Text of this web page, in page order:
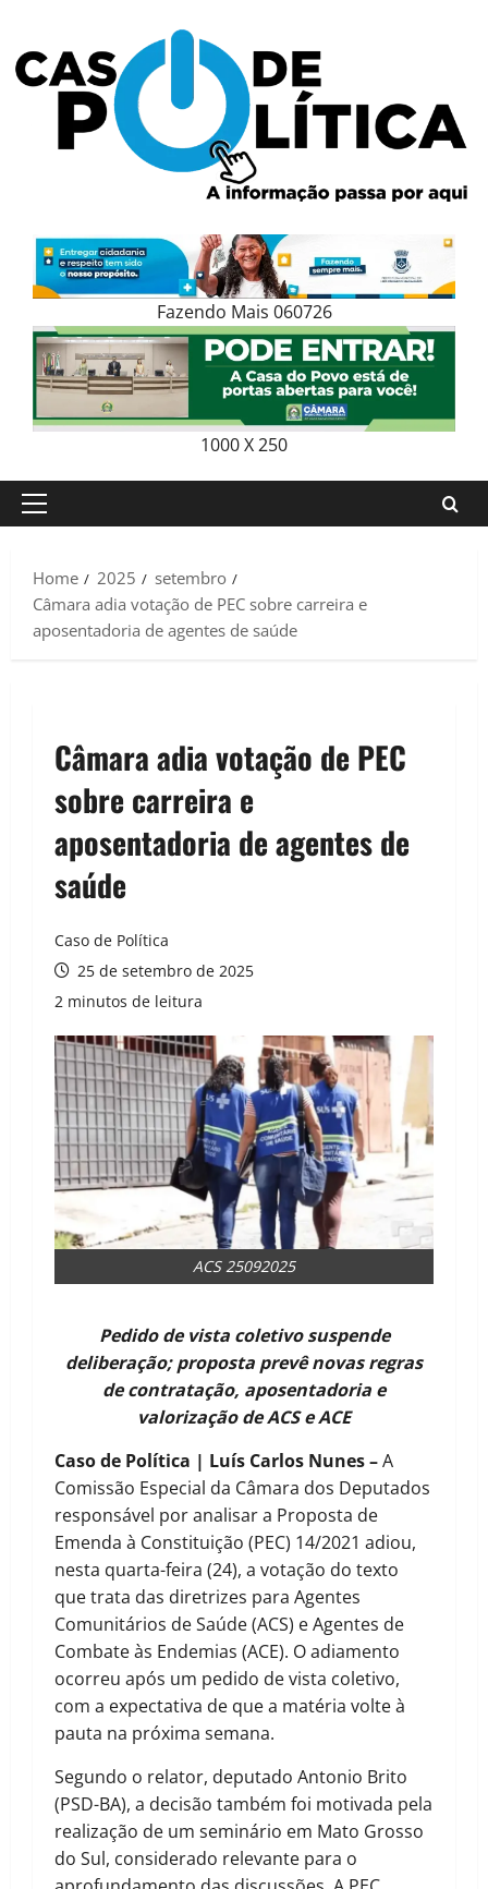
content
Fazendo Mais 060726
1000 X 250
Primary
Home
2025
setembro
Câmara adia votação de PEC sobre carreira e
aposentadoria de agentes de saúde
Câmara adia votação de PEC
sobre carreira e
aposentadoria de agentes de
saúde
Caso de Política
25 de setembro de 2025
2 minutos de leitura
ACS 25092025
Pedido de vista coletivo suspende
deliberação; proposta prevê novas regras
de contratação, aposentadoria e
valorização de ACS e ACE
Caso de Política | Luís Carlos Nunes –A
Comissão Especial da Câmara dos Deputados
responsável por analisar a Proposta de
Emenda à Constituição (PEC) 14/2021 adiou,
nesta quarta-feira (24), a votação do texto
que trata das diretrizes para Agentes
Comunitários de Saúde (ACS) e Agentes de
Combate às Endemias (ACE). O adiamento
ocorreu após um pedido de vista coletivo,
com a expectativa de que a matéria volte à
pauta na próxima semana.
Segundo o relator, deputado Antonio Brito
(PSD-BA), a decisão também foi motivada pela
realização de um seminário em Mato Grosso
do Sul, considerado relevante para o